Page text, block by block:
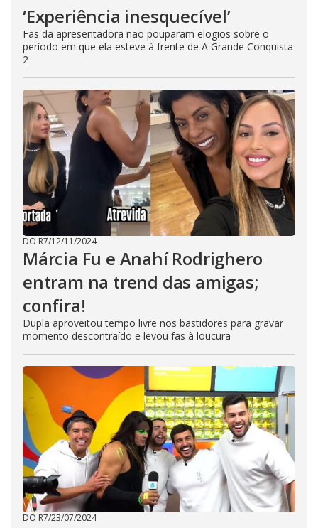
‘Experiência inesquecível’
Fãs da apresentadora não pouparam elogios sobre o
período em que ela esteve à frente de A Grande Conquista
2
DO R7/12/11/2024
Márcia Fu e Anahí Rodrighero
entram na trend das amigas;
confira!
Dupla aproveitou tempo livre nos bastidores para gravar
momento descontraído e levou fãs à loucura
DO R7/23/07/2024